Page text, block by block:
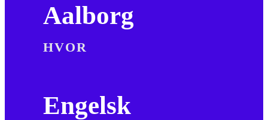
Aalborg
HVOR
Engelsk